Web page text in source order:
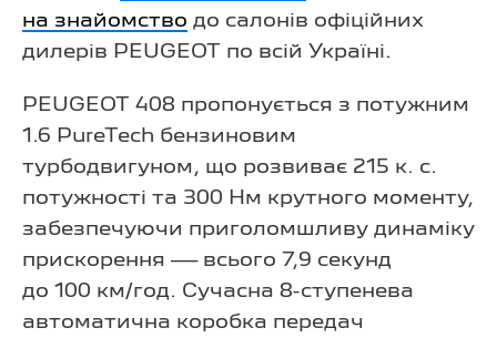
на знайомство до салонів офіційних
дилерів PEUGEOT по всій Україні.
PEUGEOT 408 пропонується з потужним
1.6 PureTech бензиновим
турбодвигуном, що розвиває 215 к. с.
потужності та 300 Нм крутного моменту,
забезпечуючи приголомшливу динаміку
прискорення — всього 7,9 секунд
до 100 км/год. Сучасна 8-ступенева
автоматична коробка передач